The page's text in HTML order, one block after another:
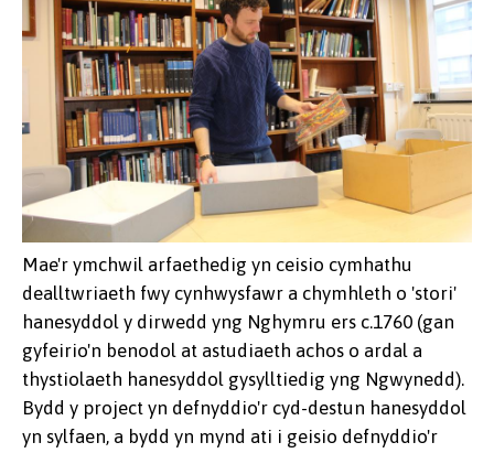
Mae'r ymchwil arfaethedig yn ceisio cymhathu
dealltwriaeth fwy cynhwysfawr a chymhleth o 'stori'
hanesyddol y dirwedd yng Nghymru ers c.1760 (gan
gyfeirio'n benodol at astudiaeth achos o ardal a
thystiolaeth hanesyddol gysylltiedig yng Ngwynedd).
Bydd y project yn defnyddio'r cyd-destun hanesyddol
yn sylfaen, a bydd yn mynd ati i geisio defnyddio'r